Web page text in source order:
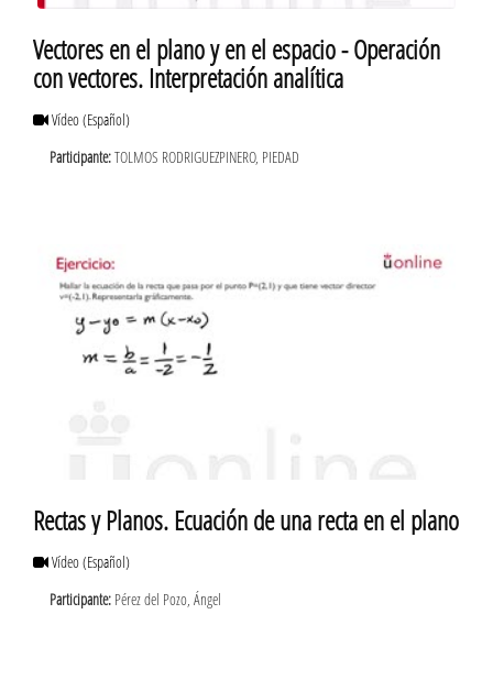
Vectores en el plano y en el espacio - Operación
con vectores. Interpretación analítica
Vídeo(Español)
Participante:TOLMOS RODRIGUEZPINERO, PIEDAD
Rectas y Planos. Ecuación de una recta en el plano
Vídeo(Español)
Participante: Pérez del Pozo, Ángel